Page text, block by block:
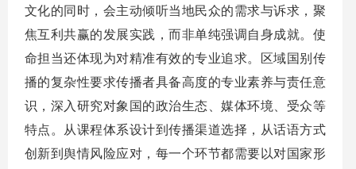
文化的同时，会主动倾听当地民众的需求与诉求，聚
焦互利共赢的发展实践，而非单纯强调自身成就。使
命担当还体现为对精准有效的专业追求。区域国别传
播的复杂性要求传播者具备高度的专业素养与责任意
识，深入研究对象国的政治生态、媒体环境、受众等
特点。从课程体系设计到传播渠道选择，从话语方式
创新到舆情风险应对，每一个环节都需要以对国家形